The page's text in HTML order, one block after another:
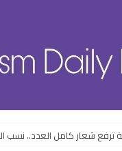
شعار كامل العدد.. نسب
تطلق مبادرة “بكرة المدرسة